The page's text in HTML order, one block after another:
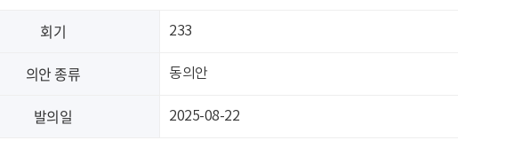
회기 233
의안 종류 동의안
발의일 2025-08-22